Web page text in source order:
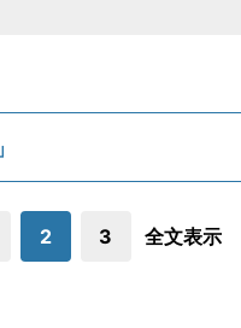
2 3 全文表示